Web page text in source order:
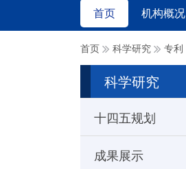
首页 机构概况
首页 科学研究 专利
科学研究
十四五规划
成果展示